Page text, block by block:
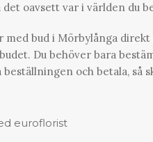
det oavsett var i världen du
med bud i Mörbylånga
Du behöver bara
och betala, så